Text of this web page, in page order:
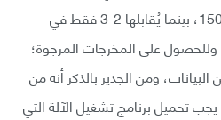
العصبية، وقد يصل عددها إلى 150، بينما يُقابلها 2-3 فقط في
على المخرجات المرجوة؛
ومن الجدير بالذكر أنه من
تحميل برنامج تشغيل الآلة التي